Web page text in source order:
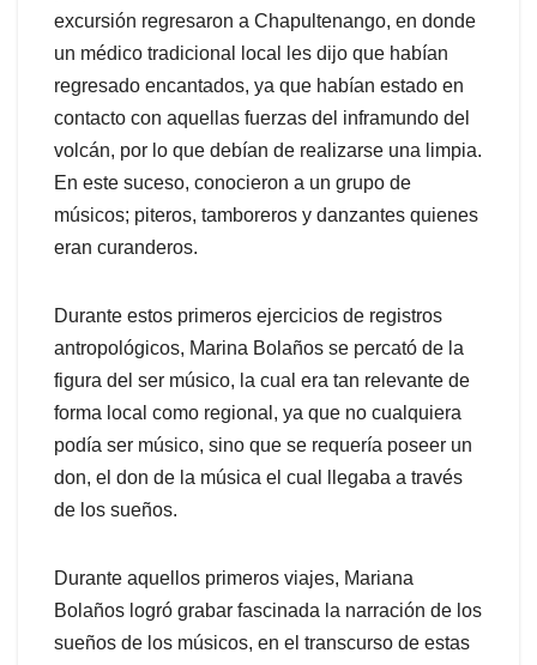
excursión regresaron a Chapultenango, en donde
un médico tradicional local les dijo que habían
regresado encantados, ya que habían estado en
contacto con aquellas fuerzas del inframundo del
volcán, por lo que debían de realizarse una limpia.
En este suceso, conocieron a un grupo de
músicos; piteros, tamboreros y danzantes quienes
eran curanderos.
Durante estos primeros ejercicios de registros
antropológicos, Marina Bolaños se percató de la
figura del ser músico, la cual era tan relevante de
forma local como regional, ya que no cualquiera
podía ser músico, sino que se requería poseer un
don, el don de la música el cual llegaba a través
de los sueños.
Durante aquellos primeros viajes, Mariana
Bolaños logró grabar fascinada la narración de los
sueños de los músicos, en el transcurso de estas